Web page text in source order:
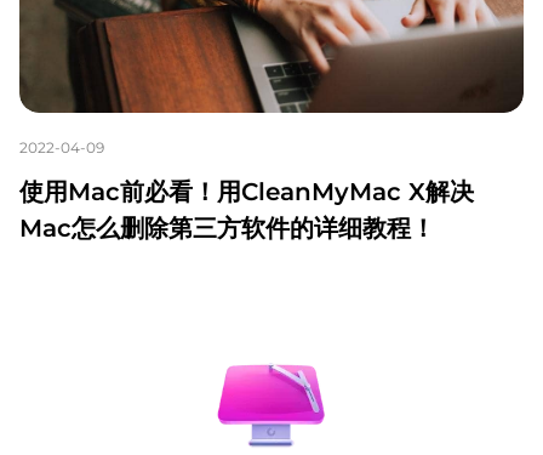
2022-04-09
使用Mac前必看！用CleanMyMac X解决
Mac怎么删除第三方软件的详细教程！